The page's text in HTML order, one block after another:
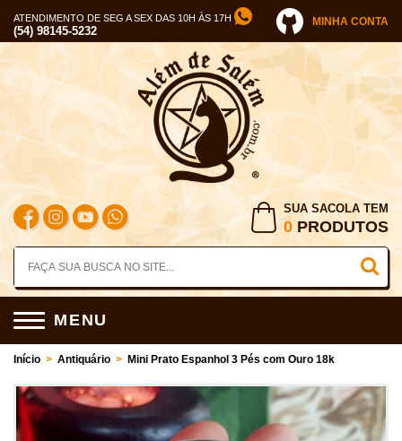
ATENDIMENTO DE SEG A SEX DAS 10H ÀS 17H
(54) 98145-5232
MINHA CONTA
SUA SACOLA TEM
0 PRODUTOS
MENU
Início > Antiquário > Mini Prato Espanhol 3 Pés com Ouro 18k